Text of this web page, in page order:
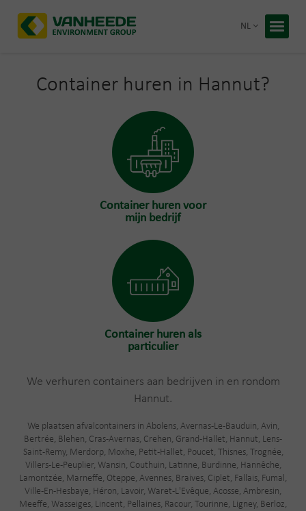
Terug
NL
Container huren in Hannut?
Container huren voor
mijn bedrijf
Container huren als
particulier
We verhuren containers aan bedrijven in en rondom
Hannut.
We plaatsen afvalcontainers in Abolens, Avernas-Le-Bauduin, Avin,
Bertrée, Blehen, Cras-Avernas, Crehen, Grand-Hallet, Hannut, Lens-
Saint-Remy, Merdorp, Moxhe, Petit-Hallet, Poucet, Thisnes, Trognée,
Villers-Le-Peuplier, Wansin, Couthuin, Latinne, Burdinne, Hannêche,
Lamontzée, Marneffe, Oteppe, Avennes, Braives, Ciplet, Fallais, Fumal,
Ville-En-Hesbaye, Héron, Lavoir, Waret-L'Evêque, Acosse, Ambresin,
Meeffe, Wasseiges, Lincent, Pellaines, Racour, Tourinne, Ligney, Berloz,